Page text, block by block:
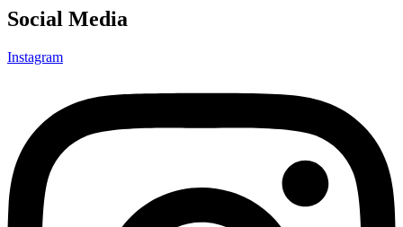
Social Media
Instagram